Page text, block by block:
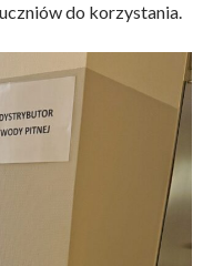
do korzystania.